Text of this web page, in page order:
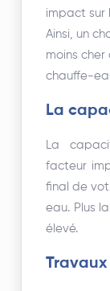
impact sur
Ainsi, un
moins cher
chauffe-
La
La
facteur
final de
eau. Plus
élevé.